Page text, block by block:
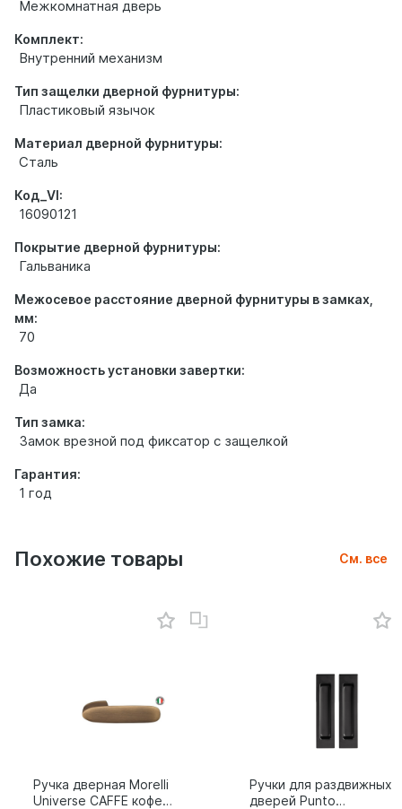
Межкомнатная дверь
Комплект:
Внутренний механизм
Тип защелки дверной фурнитуры:
Пластиковый язычок
Материал дверной фурнитуры:
Сталь
Код_VI:
16090121
Покрытие дверной фурнитуры:
Гальваника
Межосевое расстояние дверной фурнитуры в замках,
мм:
70
Возможность установки завертки:
Да
Тип замка:
Замок врезной под фиксатор с защелкой
Гарантия:
1 год
Похожие товары См. все
Ручка дверная Morelli
Universe CAFFE кофе
Ручки для раздвижных
дверей Punto